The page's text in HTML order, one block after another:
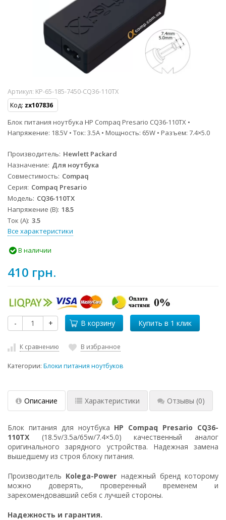
Артикул: KP-65-185-7450-CQ36-110TX
Код: zx107836
Блок питания ноутбука HP Compaq Presario CQ36-110TX •
Напряжение: 18.5V • Ток: 3.5A • Мощность: 65W • Разъем: 7.4×5.0
Производитель Hewlett Packard
Назначение Для ноутбука
Совместимость Compaq
Серия Compaq Presario
Модель CQ36-110TX
Напряжение (В) 18.5
Ток (А) 3.5
Все характеристики
В наличии
410 грн.
- + В корзину
К сравнению В избранное
Категории: Блоки питания ноутбуков
Описание Характеристики Отзывы (0)
Блок питания для ноутбука HP Compaq Presario CQ36-
110TX (18.5v/3.5a/65w/7.4×5.0) качественный аналог
оригинального зарядного устройства. Надежная замена
вышедшему из строя блоку питания.
Производитель Kolega-Power надежный бренд которому
можно доверять, проверенный временем и
зарекомендовавший себя с лучшей стороны.
Надежность и гарантия.